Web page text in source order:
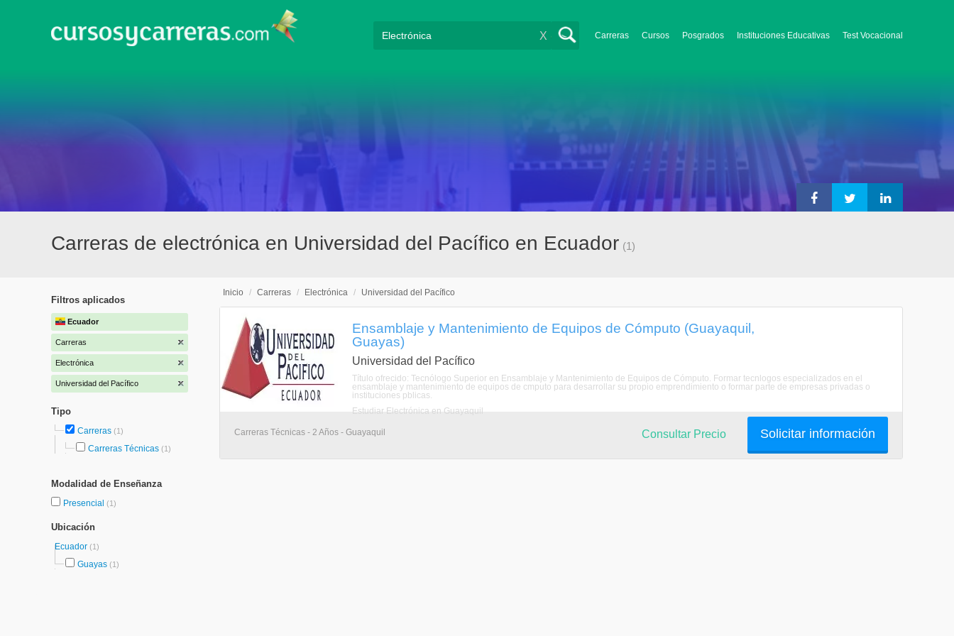
Carreras Cursos Posgrados Instituciones Educativas Test Vocacional
X
Carreras de electrónica en Universidad del Pacífico en Ecuador (1)
Filtros aplicados
Ecuador
Carreras
Electrónica
Universidad del Pacífico
Tipo
Carreras (1)
Carreras Técnicas (1)
Modalidad de Enseñanza
Presencial (1)
Ubicación
Ecuador (1)
Guayas (1)
Inicio / Carreras / Electrónica / Universidad del Pacífico
Ensamblaje y Mantenimiento de Equipos de Cómputo (Guayaquil,
Guayas)
Universidad del Pacífico
Título ofrecido: Tecnólogo Superior en Ensamblaje y Mantenimiento de Equipos de Cómputo. Formar tecnlogos especializados en el
ensamblaje y mantenimiento de equipos de cmputo para desarrollar su propio emprendimiento o formar parte de empresas privadas o
instituciones pblicas.
Estudiar Electrónica en Guayaquil
Carreras Técnicas - 2 Años - Guayaquil Solicitar información
Consultar Precio